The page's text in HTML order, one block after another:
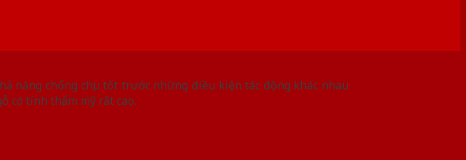
năng chống chịu tốt trước những điều kiện tác động khác nhau
có tính thẩm mỹ rất cao.